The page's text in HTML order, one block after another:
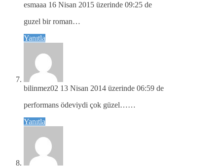
esmaaa 16 Nisan 2015 üzerinde 09:25 de
guzel bir roman…
Yanıtla
bilinmez02 13 Nisan 2014 üzerinde 06:59 de
performans ödeviydi çok güzel……
Yanıtla